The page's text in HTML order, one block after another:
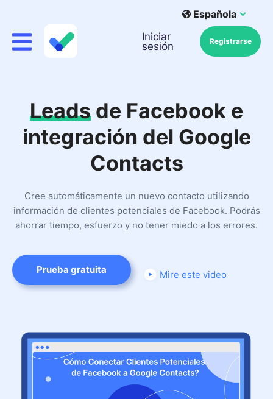
Española
Iniciar
sesión
Registrarse
Leads de Facebook e
integración del Google
Contacts
Cree automáticamente un nuevo contacto utilizando
información de clientes potenciales de Facebook. Podrás
ahorrar tiempo, esfuerzo y no tener miedo a los errores.
Prueba gratuita Mire este video